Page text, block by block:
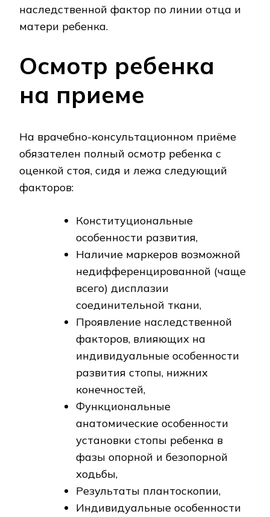
наследственной фактор по линии отца и
матери ребенка.
Осмотр ребенка
на приеме
На врачебно-консультационном приёме
обязателен полный осмотр ребенка с
оценкой стоя, сидя и лежа следующий
факторов:
Конституциональные
особенности развития,
Наличие маркеров возможной
недифференцированной (чаще
всего) дисплазии
соединительной ткани,
Проявление наследственной
факторов, влияющих на
индивидуальные особенности
развития стопы, нижних
конечностей,
Функциональные
анатомические особенности
установки стопы ребенка в
фазы опорной и безопорной
ходьбы,
Результаты плантоскопии,
Индивидуальные особенности